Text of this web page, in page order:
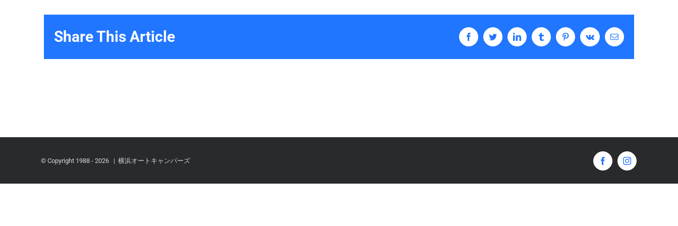
Share This Article FacebookTwitterLinkedIn Tumblr PinterestVk Email
© Copyright 1988 -2026 | 横浜オートキャンパーズ FacebookInstagram